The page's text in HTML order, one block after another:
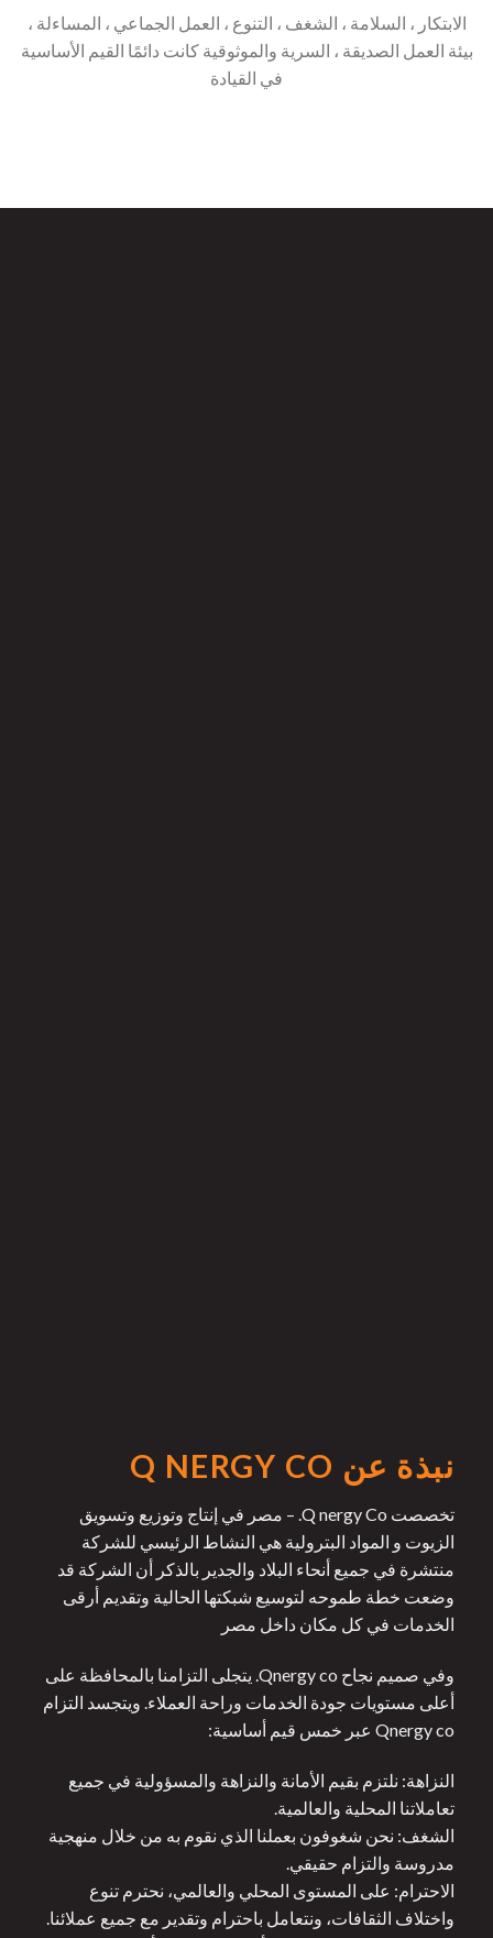
الابتكار ، السلامة ، الشغف ، التنوع ، العمل الجماعي ، المساءلة ،
بيئة العمل الصديقة ، السرية والموثوقية كانت دائمًا القيم الأساسية
في القيادة
نبذة عن Q NERGY CO
تخصصت Q nergy Co. – مصر في إنتاج وتوزيع وتسويق
الزيوت و المواد البترولية هي النشاط الرئيسي للشركة
منتشرة في جميع أنحاء البلاد والجدير بالذكر أن الشركة قد
وضعت خطة طموحه لتوسيع شبكتها الحالية وتقديم أرقى
الخدمات في كل مكان داخل مصر
وفي صميم نجاح Qnergy co. يتجلى التزامنا بالمحافظة على
أعلى مستويات جودة الخدمات وراحة العملاء. ويتجسد التزام
Qnergy co عبر خمس قيم أساسية:
النزاهة: نلتزم بقيم الأمانة والنزاهة والمسؤولية في جميع
تعاملاتنا المحلية والعالمية.
الشغف: نحن شغوفون بعملنا الذي نقوم به من خلال منهجية
مدروسة والتزام حقيقي.
الاحترام: على المستوى المحلي والعالمي، نحترم تنوع
واختلاف الثقافات، ونتعامل باحترام وتقدير مع جميع عملائنا.